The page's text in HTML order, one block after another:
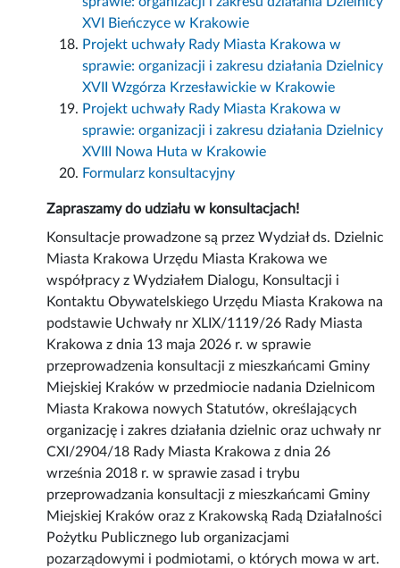
XVI Bieńczyce w Krakowie
Projekt uchwały Rady Miasta Krakowa w
sprawie: organizacji i zakresu działania Dzielnicy
XVII Wzgórza Krzesławickie w Krakowie
Projekt uchwały Rady Miasta Krakowa w
sprawie: organizacji i zakresu działania Dzielnicy
XVIII Nowa Huta w Krakowie
Formularz konsultacyjny
Zapraszamy do udziału w konsultacjach!
Konsultacje prowadzone są przez Wydział ds. Dzielnic
Miasta Krakowa Urzędu Miasta Krakowa we
współpracy z Wydziałem Dialogu, Konsultacji i
Kontaktu Obywatelskiego Urzędu Miasta Krakowa na
podstawie Uchwały nr XLIX/1119/26 Rady Miasta
Krakowa z dnia 13 maja 2026 r. w sprawie
przeprowadzenia konsultacji z mieszkańcami Gminy
Miejskiej Kraków w przedmiocie nadania Dzielnicom
Miasta Krakowa nowych Statutów, określających
organizację i zakres działania dzielnic oraz uchwały nr
CXI/2904/18 Rady Miasta Krakowa z dnia 26
września 2018 r. w sprawie zasad i trybu
przeprowadzania konsultacji z mieszkańcami Gminy
Miejskiej Kraków oraz z Krakowską Radą Działalności
Pożytku Publicznego lub organizacjami
pozarządowymi i podmiotami, o których mowa w art.